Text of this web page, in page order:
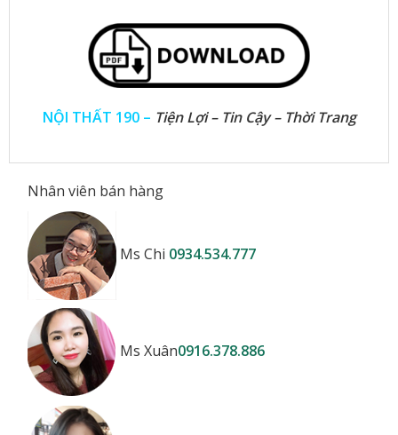
NỘI THẤT 190 – Tiện Lợi – Tin Cậy – Thời Trang
Nhân viên bán hàng
Ms Chi 0934.534.777
Ms Xuân0916.378.886